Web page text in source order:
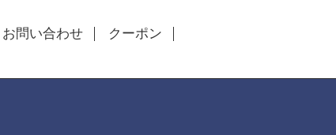
お問い合わせ
クーポン